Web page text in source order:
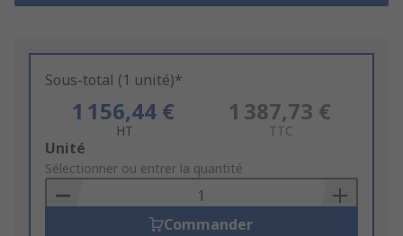
Sous-total (1 unité)*
1 156,44 €
HT
1 387,73 €
TTC
Add
to
Basket
Unité
Sélectionner ou entrer la quantité
Commander